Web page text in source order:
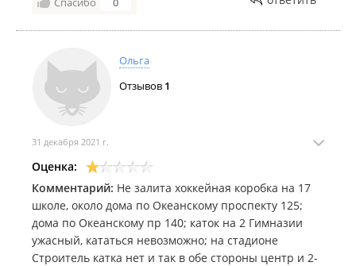
Ольга
Отзывов 1
31 декабря 2021 г.
Оценка:
Комментарий: Не залита хоккейная коробка на 17
школе, около дома по Океанскому проспекту 125;
дома по Океанскому пр 140; каток на 2 Гимназии
ужасный, кататься невозможно; на стадионе
Строитель катка нет и так в обе стороны центр и 2-